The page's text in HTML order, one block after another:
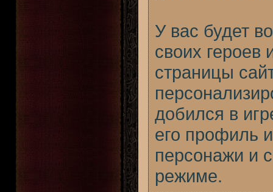
У вас будет
своих героев
страницы
добился в
его профиль
персонажи и
режиме.